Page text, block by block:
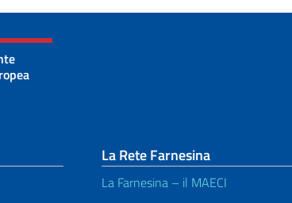
La Rete Farnesina
La Farnesina – il MAECI